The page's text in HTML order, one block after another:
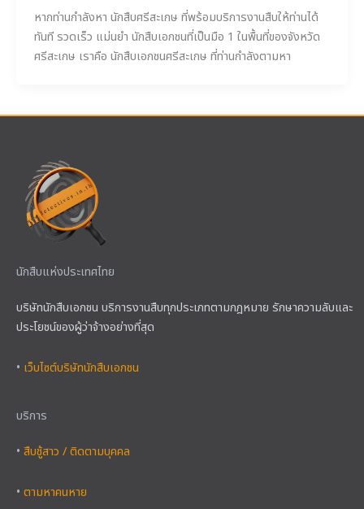
หากท่านกำลังหา นักสืบศรีสะเกษ ที่พร้อมบริการงานสืบให้ท่านได้
ทันที รวดเร็ว แม่นยำ นักสืบเอกชนที่เป็นมือ 1 ในพื้นที่ของจังหวัด
ศรีสะเกษ เราคือ นักสืบเอกชนศรีสะเกษ ที่ท่านกำลังตามหา
นักสืบแห่งประเทศไทย
บริษัทนักสืบเอกชน บริการงานสืบทุกประเภทตามกฎหมาย รักษาความลับและ
ประโยชน์ของผู้ว่าจ้างอย่างที่สุด
• เว็บไซต์บริษัทนักสืบเอกชน
บริการ
• สืบชู้สาว / ติดตามบุคคล
• ตามหาคนหาย